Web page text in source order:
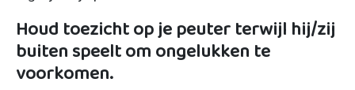
Houd toezicht op je peuter terwijl hij/zij
buiten speelt om ongelukken te
voorkomen.